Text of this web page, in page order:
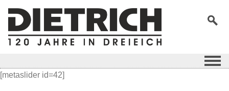
[metaslider id=42]